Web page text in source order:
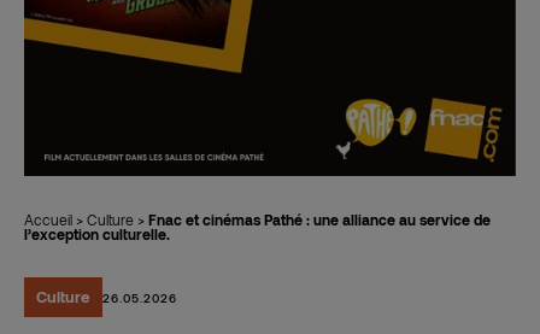
Accueil > Culture > Fnac et cinémas Pathé : une alliance au service de
l’exception culturelle.
Culture 26.05.2026